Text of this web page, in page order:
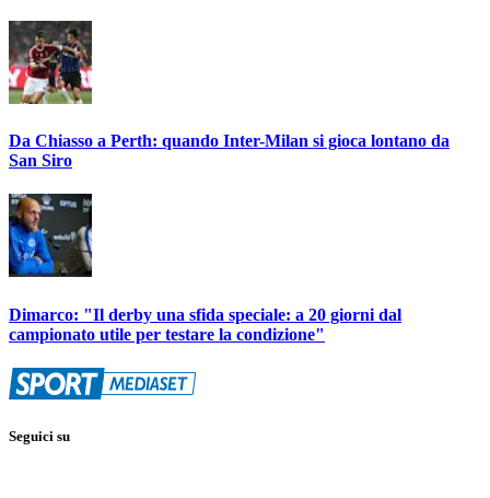
Da Chiasso a Perth: quando Inter-Milan si gioca lontano da
San Siro
Dimarco: "Il derby una sfida speciale: a 20 giorni dal
campionato utile per testare la condizione"
Seguici su